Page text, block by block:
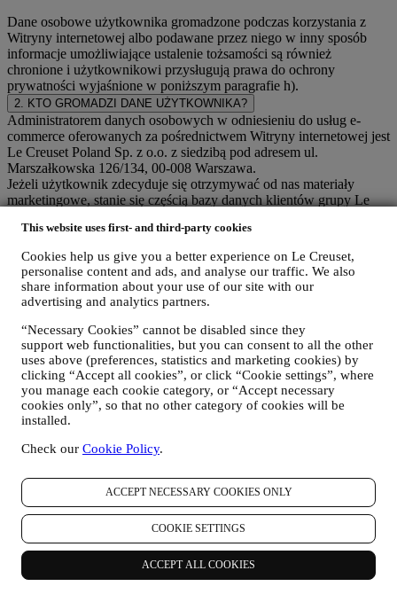
This website uses first- and third-party cookies
Cookies help us give you a better experience on Le Creuset,
personalise content and ads, and analyse our traffic. We also
share information about your use of our site with our
advertising and analytics partners.
“Necessary Cookies” cannot be disabled since they
support web functionalities, but you can consent to all the other
uses above (preferences, statistics and marketing cookies) by
clicking “Accept all cookies”, or click “Cookie settings”, where
you manage each cookie category, or “Accept necessary
cookies only”, so that no other category of cookies will be
installed.
Check our Cookie Policy.
ACCEPT NECESSARY COOKIES ONLY
COOKIE SETTINGS
ACCEPT ALL COOKIES
Dane osobowe użytkownika gromadzone podczas korzystania z
Witryny internetowej albo podawane przez niego w inny sposób
informacje umożliwiające ustalenie tożsamości są również
chronione i użytkownikowi przysługują prawa do ochrony
prywatności wyjaśnione w poniższym paragrafie h).
2. KTO GROMADZI DANE UŻYTKOWNIKA?
Administratorem danych osobowych w odniesieniu do usług e-
commerce oferowanych za pośrednictwem Witryny internetowej jest
Le Creuset Poland Sp. z o.o. z siedzibą pod adresem ul.
Marszałkowska 126/134, 00-008 Warszawa.
Jeżeli użytkownik zdecyduje się otrzymywać od nas materiały
marketingowe, stanie się częścią bazy danych klientów grupy Le
charakterze administratora z siedzibą pod adresem Neuhofstrasse 4 ,
w UE Le Creuset SL, numer VAT B62153630, z siedzibą w Paseo
de Gracia 9, 2º, 08007 Barcelona, Hiszpania), w oparciu o umowę o
współadministrowaniu, która zasadniczo zapewnia (a) Le Creuset
Group AG odpowiedzialną za ogólną strategię marketingową i
spersonalizowaną obsługę klienta; (b) lokalne podmioty Le Creuset
korzystające ze wspomnianej strategii i wdrażające ją, a także
niezależnie opracowujące komunikację/inicjatywy marketingowe
lokalnie w Polsce (c) obaj współadministratorzy zobowiązani do
rozpatrywania wniosków o prawa osoby, której dane dotyczą.
3. DLACZEGO GROMADZIMY TE DANE?
Dane osobowe mogą być przetwarzane do następujących celów:
W CELU WYPEŁNIENIA OBOWIĄZKÓW
Możemy przetwarzać niektóre dane dotyczące użytkownika,
aby wypełnić nasze obowiązki prawne i inne obowiązki
wynikające z poleceń otrzymanych od władz.
W CELU UTWORZENIA KONTA LE CREUSET
Będziemy wykorzystywać dane osobowe użytkownika do
utworzenia konta Le Creuset, które umożliwi mu dostęp do
serii korzyści udostępnianych zarejestrowanym